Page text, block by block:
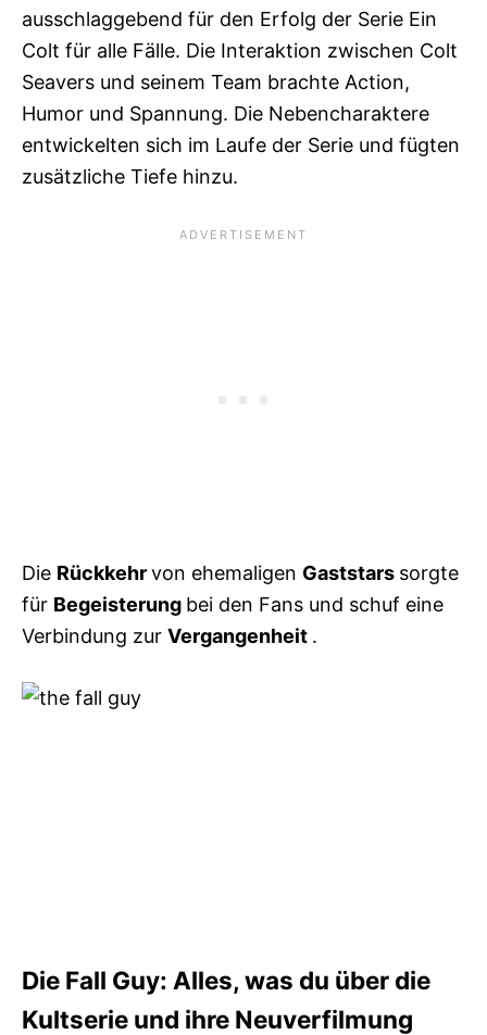
ausschlaggebend für den Erfolg der Serie Ein
Colt für alle Fälle. Die Interaktion zwischen Colt
Seavers und seinem Team brachte Action,
Humor und Spannung. Die Nebencharaktere
entwickelten sich im Laufe der Serie und fügten
zusätzliche Tiefe hinzu.
Die Rückkehrvon ehemaligen Gaststars sorgte
für Begeisterung bei den Fans und schuf eine
Verbindung zur Vergangenheit .
Die Fall Guy: Alles, was du über die
Kultserie und ihre Neuverfilmung